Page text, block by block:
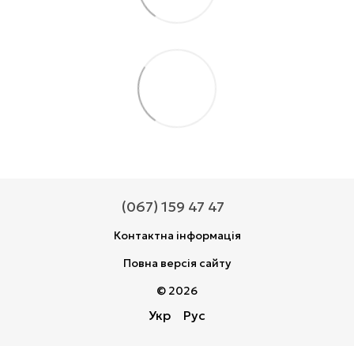
(067) 159 47 47
Контактна інформація
Повна версія сайту
© 2026
Укр Рус